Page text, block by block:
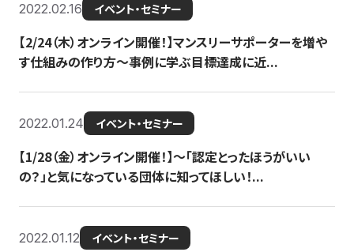
2022.02.16 イベント・セミナー
【2/24（木）オンライン開催！】マンスリーサポーターを増や
す仕組みの作り方〜事例に学ぶ目標達成に近...
2022.01.24 イベント・セミナー
【1/28（金）オンライン開催！】〜「認定とったほうがいい
の？」と気になっている団体に知ってほしい！...
2022.01.12 イベント・セミナー